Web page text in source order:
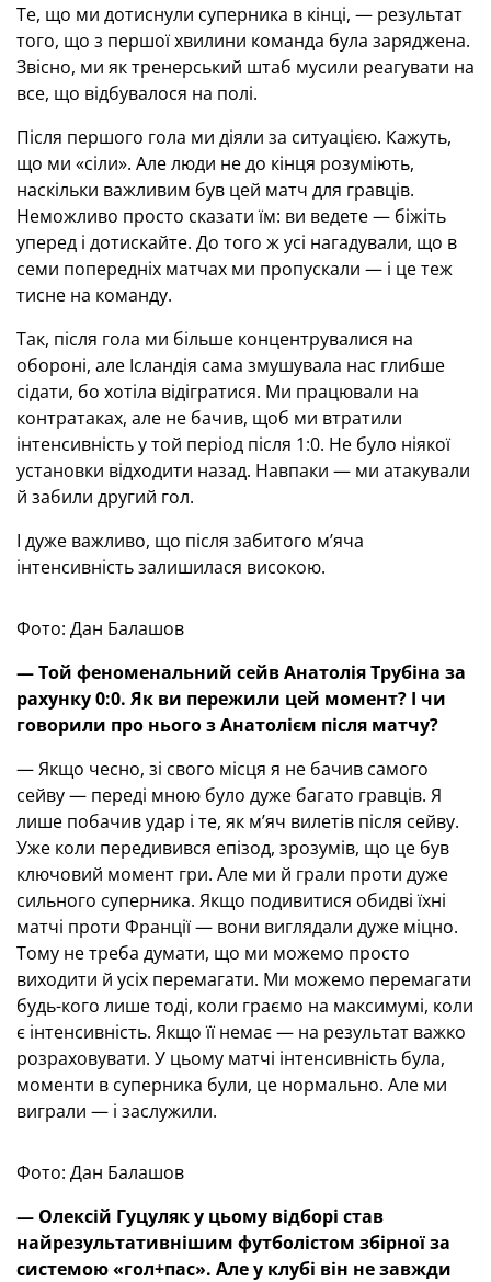
Те, що ми дотиснули суперника в кінці, — результат
того, що з першої хвилини команда була заряджена.
Звісно, ми як тренерський штаб мусили реагувати на
все, що відбувалося на полі.
Після першого гола ми діяли за ситуацією. Кажуть,
що ми «сіли». Але люди не до кінця розуміють,
наскільки важливим був цей матч для гравців.
Неможливо просто сказати їм: ви ведете — біжіть
уперед і дотискайте. До того ж усі нагадували, що в
семи попередніх матчах ми пропускали — і це теж
тисне на команду.
Так, після гола ми більше концентрувалися на
обороні, але Ісландія сама змушувала нас глибше
сідати, бо хотіла відігратися. Ми працювали на
контратаках, але не бачив, щоб ми втратили
інтенсивність у той період після 1:0. Не було ніякої
установки відходити назад. Навпаки — ми атакували
й забили другий гол.
І дуже важливо, що після забитого м’яча
інтенсивність залишилася високою.
Фото: Дан Балашов
— Той феноменальний сейв Анатолія Трубіна за
рахунку 0:0. Як ви пережили цей момент? І чи
говорили про нього з Анатолієм після матчу?
— Якщо чесно, зі свого місця я не бачив самого
сейву — переді мною було дуже багато гравців. Я
лише побачив удар і те, як м’яч вилетів після сейву.
Уже коли передивився епізод, зрозумів, що це був
ключовий момент гри. Але ми й грали проти дуже
сильного суперника. Якщо подивитися обидві їхні
матчі проти Франції — вони виглядали дуже міцно.
Тому не треба думати, що ми можемо просто
виходити й усіх перемагати. Ми можемо перемагати
будь-кого лише тоді, коли граємо на максимумі, коли
є інтенсивність. Якщо її немає — на результат важко
розраховувати. У цьому матчі інтенсивність була,
моменти в суперника були, це нормально. Але ми
виграли — і заслужили.
Фото: Дан Балашов
— Олексій Гуцуляк у цьому відборі став
найрезультативнішим футболістом збірної за
системою «гол+пас». Але у клубі він не завжди